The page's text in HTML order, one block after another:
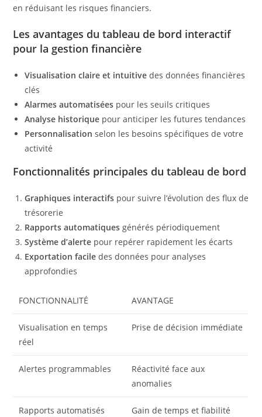
en réduisant les risques financiers.
Les avantages du tableau de bord interactif
pour la gestion financière
Visualisation claire et intuitive des données financières
clés
Alarmes automatisées pour les seuils critiques
Analyse historique pour anticiper les futures tendances
Personnalisation selon les besoins spécifiques de votre
activité
Fonctionnalités principales du tableau de bord
Graphiques interactifs pour suivre l’évolution des flux de
trésorerie
Rapports automatiques générés périodiquement
Système d’alerte pour repérer rapidement les écarts
Exportation facile des données pour analyses
approfondies
FONCTIONNALITÉ AVANTAGE
Visualisation en temps
réel
Prise de décision immédiate
Alertes programmables
Réactivité face aux
anomalies
Rapports automatisés Gain de temps et fiabilité